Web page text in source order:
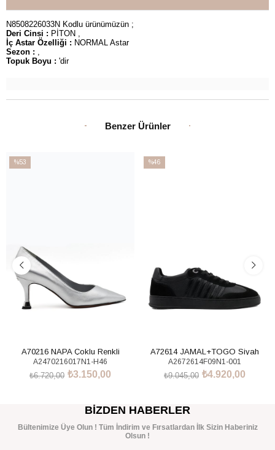
N8508226033N Kodlu ürünümüzün ;
Deri Cinsi : PİTON ,
İç Astar Özelliği : NORMAL Astar
Sezon :
Topuk Boyu : 'dir
Benzer Ürünler
%53
A70216 NAPA Çoklu Renkli
A2470216017N1-H46
₺3.150,00
₺6.720,00
%46
A72614 JAMAL+TOGO Siyah
Sneakers Ayakkabı
A2672614F09N1-001
₺4.920,00
₺9.045,00
BIZDEN HABERLER
Bültenimize Üye Olun ! Tüm İndirim ve Fırsatlardan İlk Sizin Haberiniz
Olsun !